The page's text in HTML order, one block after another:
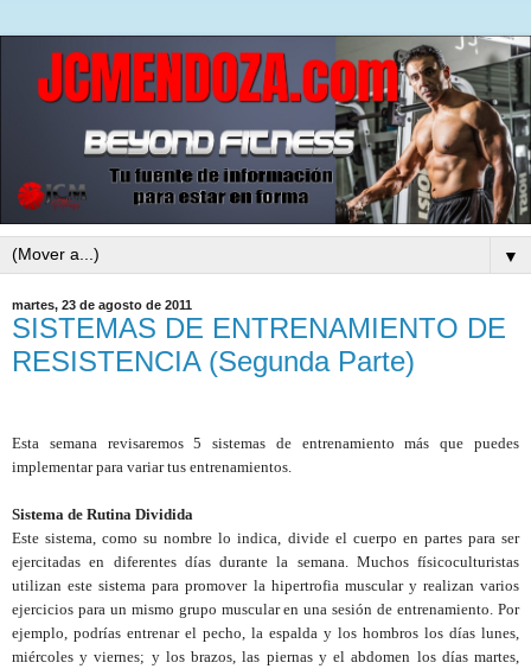
▼
martes, 23 de agosto de 2011
SISTEMAS DE ENTRENAMIENTO DE
RESISTENCIA (Segunda Parte)
Esta semana revisaremos 5 sistemas de entrenamiento más que puedes
implementar para variar tus entrenamientos.
Sistema de Rutina Dividida
Este sistema, como su nombre lo indica, divide el cuerpo en partes para ser
ejercitadas en diferentes días durante la semana. Muchos físicoculturistas
utilizan este sistema para promover la hipertrofia muscular y realizan varios
ejercicios para un mismo grupo muscular en una sesión de entrenamiento. Por
ejemplo, podrías entrenar el pecho, la espalda y los hombros los días lunes,
miércoles y viernes; y los brazos, las piernas y el abdomen los días martes,